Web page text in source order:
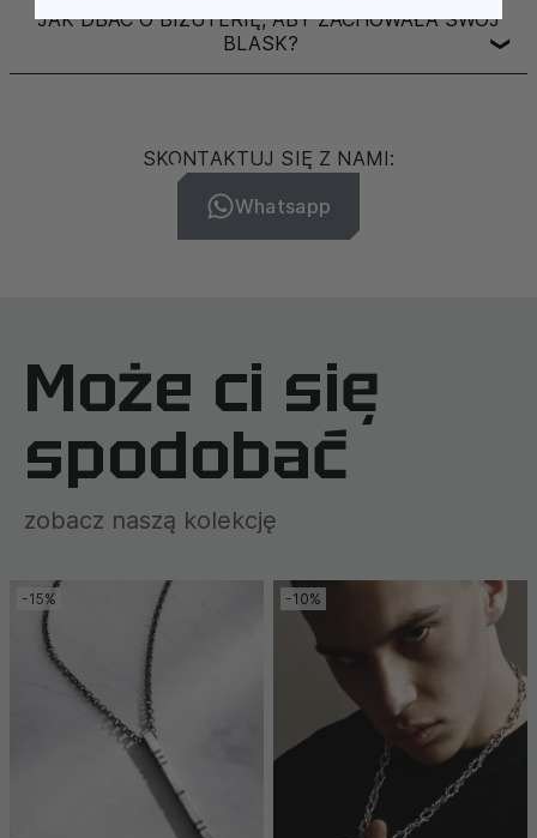
JAK DBAĆ O BIŻUTERIĘ, ABY ZACHOWAŁA SWÓJ
BLASK?
❯
SKONTAKTUJ SIĘ Z NAMI:
Whatsapp
Może ci się
spodobać
zobacz naszą kolekcję
-15% -10%